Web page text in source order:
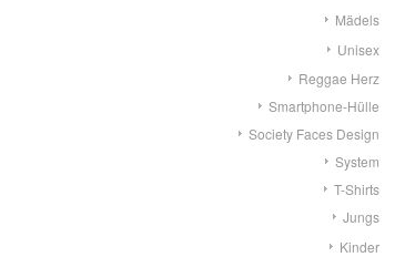
Mädels
Unisex
Reggae Herz
Smartphone-Hülle
Society Faces Design
System
T-Shirts
Jungs
Kinder